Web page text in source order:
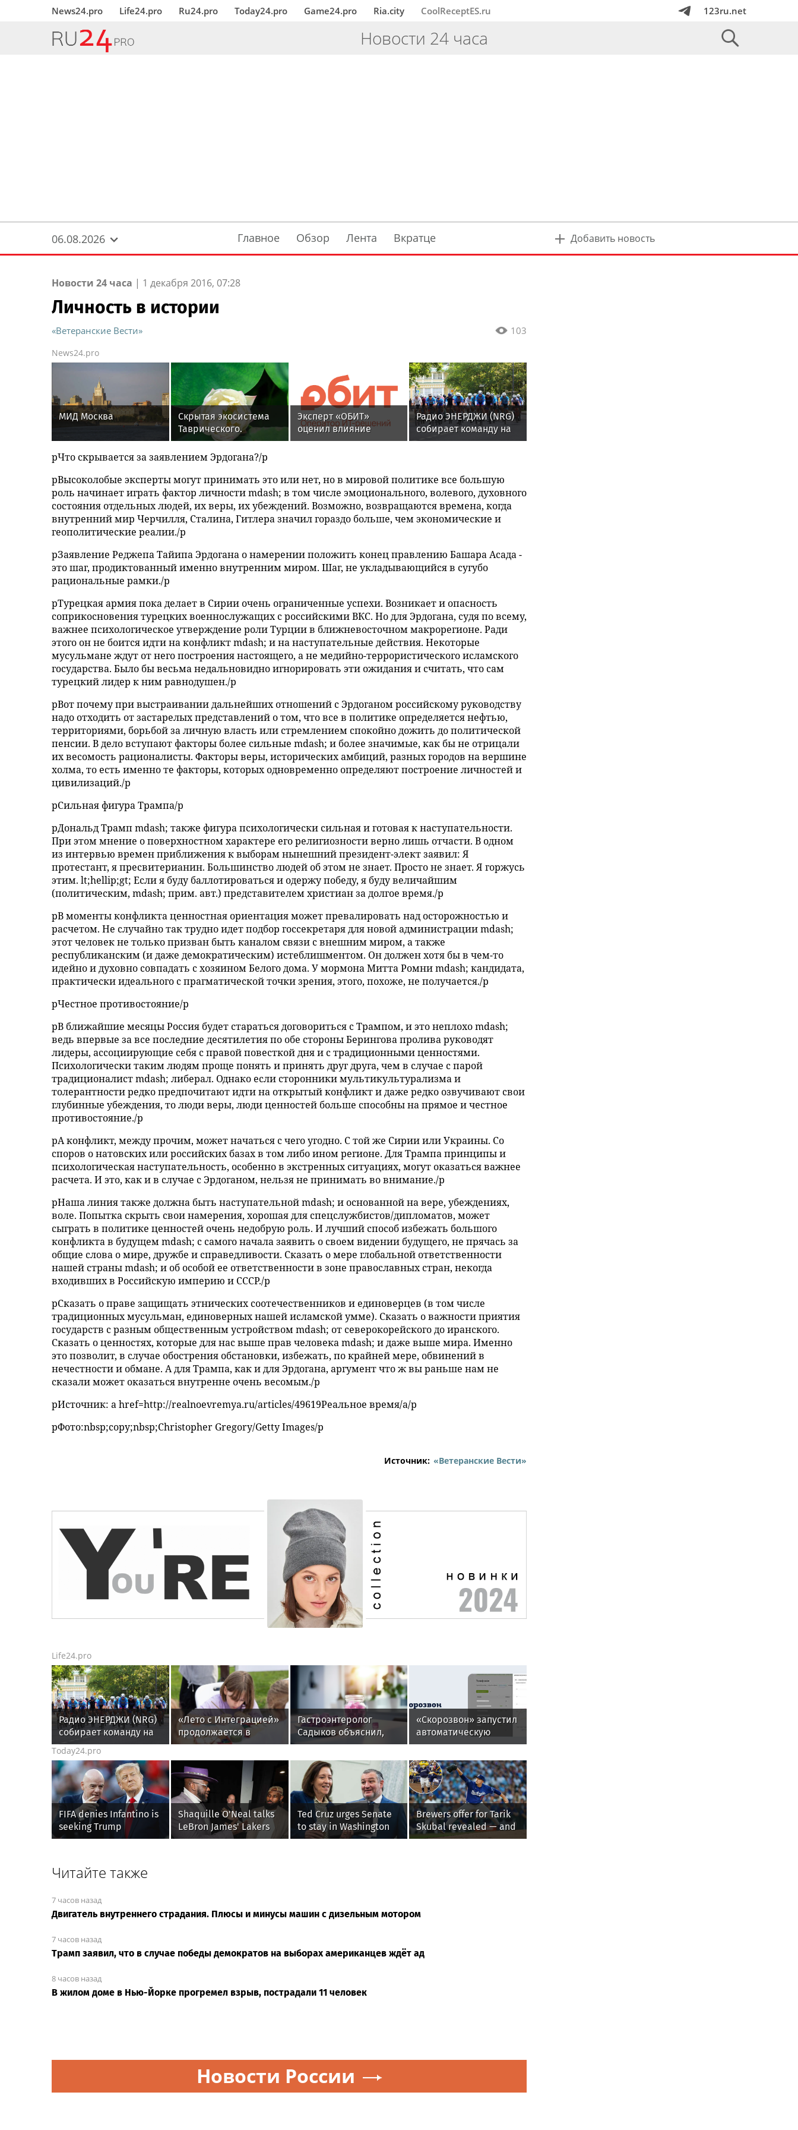
News24.pro Life24.pro Ru24.pro Today24.pro Game24.pro Ria.city CoolReceptES.ru 123ru.net
Новости 24 часа
06.08.2026 Главное Обзор Лента Вкратце Добавить новость
Новости 24 часа | 1 декабря 2016, 07:28
Личность в истории
103
«Ветеранские Вести»
News24.pro
МИД Москва
Скрытая экосистема
Таврического.
Эксперт «ОБИТ»
оценил влияние
топливной ситуации
Радио ЭНЕРДЖИ (NRG)
собирает команду на
Tour de Russie в
pЧто скрывается за заявлением Эрдогана?/p
pВысоколобые эксперты могут принимать это или нет, но в мировой политике все большую
роль начинает играть фактор личности mdash; в том числе эмоционального, волевого, духовного
состояния отдельных людей, их веры, их убеждений. Возможно, возвращаются времена, когда
внутренний мир Черчилля, Сталина, Гитлера значил гораздо больше, чем экономические и
геополитические реалии./p
pЗаявление Реджепа Тайипа Эрдогана о намерении положить конец правлению Башара Асада -
это шаг, продиктованный именно внутренним миром. Шаг, не укладывающийся в сугубо
рациональные рамки./p
pТурецкая армия пока делает в Сирии очень ограниченные успехи. Возникает и опасность
соприкосновения турецких военнослужащих с российскими ВКС. Но для Эрдогана, судя по всему,
важнее психологическое утверждение роли Турции в ближневосточном макрорегионе. Ради
этого он не боится идти на конфликт mdash; и на наступательные действия. Некоторые
мусульмане ждут от него построения настоящего, а не медийно-террористического исламского
государства. Было бы весьма недальновидно игнорировать эти ожидания и считать, что сам
турецкий лидер к ним равнодушен./p
pВот почему при выстраивании дальнейших отношений с Эрдоганом российскому руководству
надо отходить от застарелых представлений о том, что все в политике определяется нефтью,
территориями, борьбой за личную власть или стремлением спокойно дожить до политической
пенсии. В дело вступают факторы более сильные mdash; и более значимые, как бы не отрицали
их весомость рационалисты. Факторы веры, исторических амбиций, разных городов на вершине
холма, то есть именно те факторы, которых одновременно определяют построение личностей и
цивилизаций./p
pСильная фигура Трампа/p
pДональд Трамп mdash; также фигура психологически сильная и готовая к наступательности.
При этом мнение о поверхностном характере его религиозности верно лишь отчасти. В одном
из интервью времен приближения к выборам нынешний президент-элект заявил: Я
протестант, я пресвитерианин. Большинство людей об этом не знает. Просто не знает. Я горжусь
этим. lt;hellip;gt; Если я буду баллотироваться и одержу победу, я буду величайшим
(политическим, mdash; прим. авт.) представителем христиан за долгое время./p
pВ моменты конфликта ценностная ориентация может превалировать над осторожностью и
расчетом. Не случайно так трудно идет подбор госсекретаря для новой администрации mdash;
этот человек не только призван быть каналом связи с внешним миром, а также
республиканским (и даже демократическим) истеблишментом. Он должен хотя бы в чем-то
идейно и духовно совпадать с хозяином Белого дома. У мормона Митта Ромни mdash; кандидата,
практически идеального с прагматической точки зрения, этого, похоже, не получается./p
pЧестное противостояние/p
pВ ближайшие месяцы Россия будет стараться договориться с Трампом, и это неплохо mdash;
ведь впервые за все последние десятилетия по обе стороны Берингова пролива руководят
лидеры, ассоциирующие себя с правой повесткой дня и с традиционными ценностями.
Психологически таким людям проще понять и принять друг друга, чем в случае с парой
традиционалист mdash; либерал. Однако если сторонники мультикультурализма и
толерантности редко предпочитают идти на открытый конфликт и даже редко озвучивают свои
глубинные убеждения, то люди веры, люди ценностей больше способны на прямое и честное
противостояние./p
pА конфликт, между прочим, может начаться с чего угодно. С той же Сирии или Украины. Со
споров о натовских или российских базах в том либо ином регионе. Для Трампа принципы и
психологическая наступательность, особенно в экстренных ситуациях, могут оказаться важнее
расчета. И это, как и в случае с Эрдоганом, нельзя не принимать во внимание./p
pНаша линия также должна быть наступательной mdash; и основанной на вере, убеждениях,
воле. Попытка скрыть свои намерения, хорошая для спецслужбистов/дипломатов, может
сыграть в политике ценностей очень недобрую роль. И лучший способ избежать большого
конфликта в будущем mdash; с самого начала заявить о своем видении будущего, не прячась за
общие слова о мире, дружбе и справедливости. Сказать о мере глобальной ответственности
нашей страны mdash; и об особой ее ответственности в зоне православных стран, некогда
входивших в Российскую империю и СССР./p
pСказать о праве защищать этнических соотечественников и единоверцев (в том числе
традиционных мусульман, единоверных нашей исламской умме). Сказать о важности приятия
государств с разным общественным устройством mdash; от северокорейского до иранского.
Сказать о ценностях, которые для нас выше прав человека mdash; и даже выше мира. Именно
это позволит, в случае обострения обстановки, избежать, по крайней мере, обвинений в
нечестности и обмане. А для Трампа, как и для Эрдогана, аргумент что ж вы раньше нам не
сказали может оказаться внутренне очень весомым./p
pИсточник: a href=http://realnoevremya.ru/articles/49619Реальное время/a/p
pФото:nbsp;copy;nbsp;Christopher Gregory/Getty Images/p
Источник: «Ветеранские Вести»
Life24.pro
Радио ЭНЕРДЖИ (NRG)
собирает команду на
Tour de Russie в
Петербурге
«Лето с Интеграцией»
продолжается в
августе —
месяц программы
Гастроэнтеролог
Садыков объяснил,
как сахар в рационе
изнашивание тканей
«Скорозвон» запустил
автоматическую
замену номеров при
контактности
Today24.pro
FIFA denies Infantino is
seeking Trump
administration help as
Shaquille O'Neal talks
LeBron James' Lakers
legacy, why his new
Ted Cruz urges Senate
to stay in Washington
until Protect College
Brewers offer for Tarik
Skubal revealed — and
it’s better than the
Читайте также
7 часов назад
Двигатель внутреннего страдания. Плюсы и минусы машин с дизельным мотором
7 часов назад
Трамп заявил, что в случае победы демократов на выборах американцев ждёт ад
8 часов назад
В жилом доме в Нью-Йорке прогремел взрыв, пострадали 11 человек
Новости России